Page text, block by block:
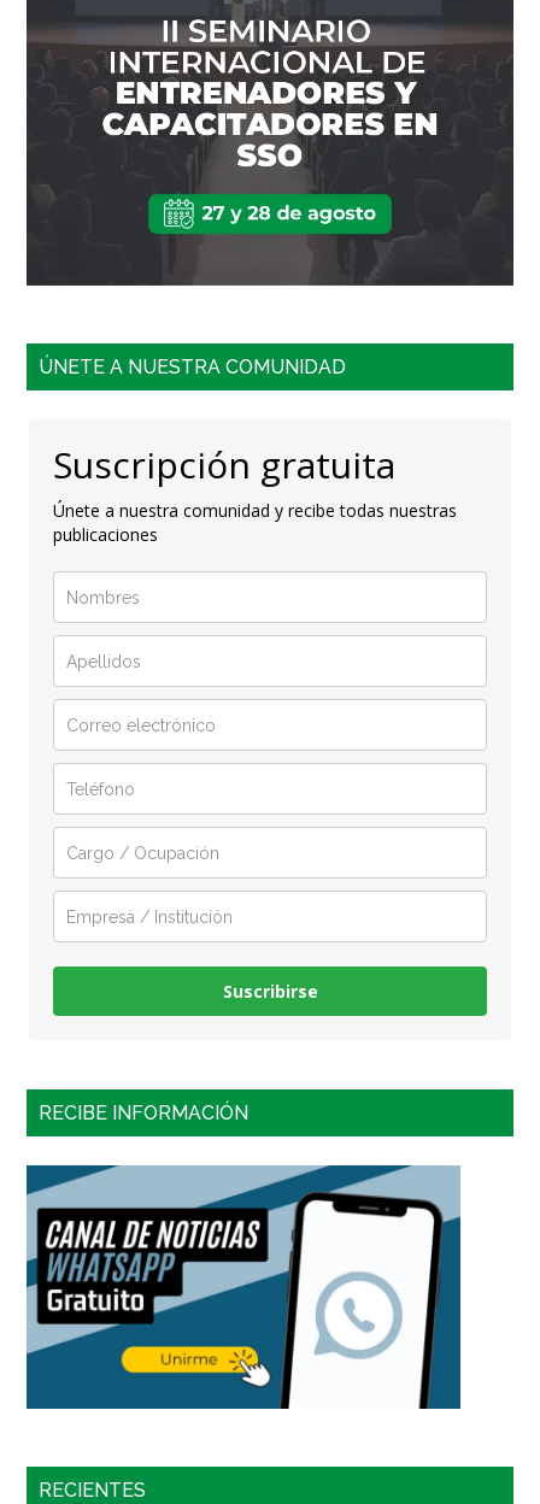
ÚNETE A NUESTRA COMUNIDAD
Suscripción gratuita
Únete a nuestra comunidad y recibe todas nuestras
publicaciones
Suscribirse
RECIBE INFORMACIÓN
RECIENTES